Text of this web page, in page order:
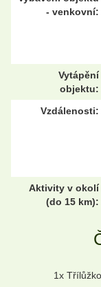
- venkovní:
Vytápění
objektu:
Vzdálenosti:
Aktivity v okolí
(do 15 km):
1x